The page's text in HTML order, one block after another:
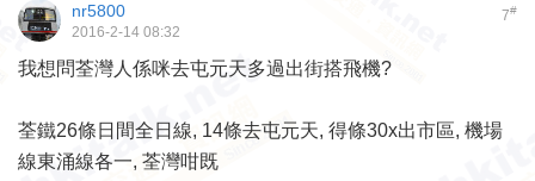
7#
nr5800
2016-2-14 08:32
我想問荃灣人係咪去屯元天多過出街搭飛機?
荃鐵26條日間全日線, 14條去屯元天, 得條30x出市區, 機場
線東涌線各一, 荃灣咁既